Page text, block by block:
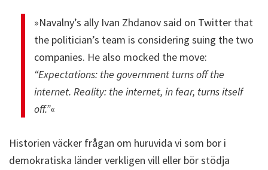
»Navalny’s ally Ivan Zhdanov said on Twitter that
the politician’s team is considering suing the two
companies. He also mocked the move:
“Expectations: the government turns off the
internet. Reality: the internet, in fear, turns itself
off.”«
Historien väcker frågan om huruvida vi som bor i
demokratiska länder verkligen vill eller bör stödja